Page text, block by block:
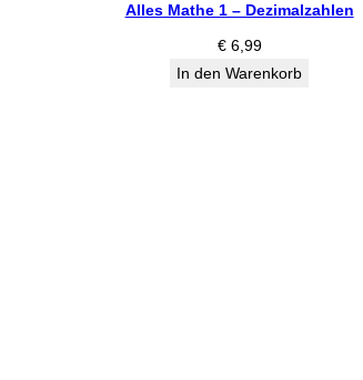
Alles Mathe 1 – Dezimalzahlen
€6,99
In den Warenkorb